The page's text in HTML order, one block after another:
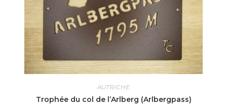
AUTRICHE
Trophée du col de l’Arlberg (Arlbergpass)